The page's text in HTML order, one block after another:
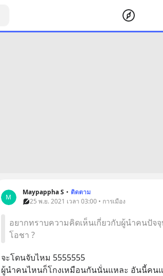
M
Maypappha S • ติดตาม
25 พ.ย. 2021 เวลา 03:00 • การเมือง
อยากทราบความคิดเห็นเกี่ยวกับผู้นำคนปัจ
โอชา ?
จะโดนจับไหม 5555555
ผู้นำคนไหนก็โกงเหมือนกันนั่นแหละ อันนี้คน